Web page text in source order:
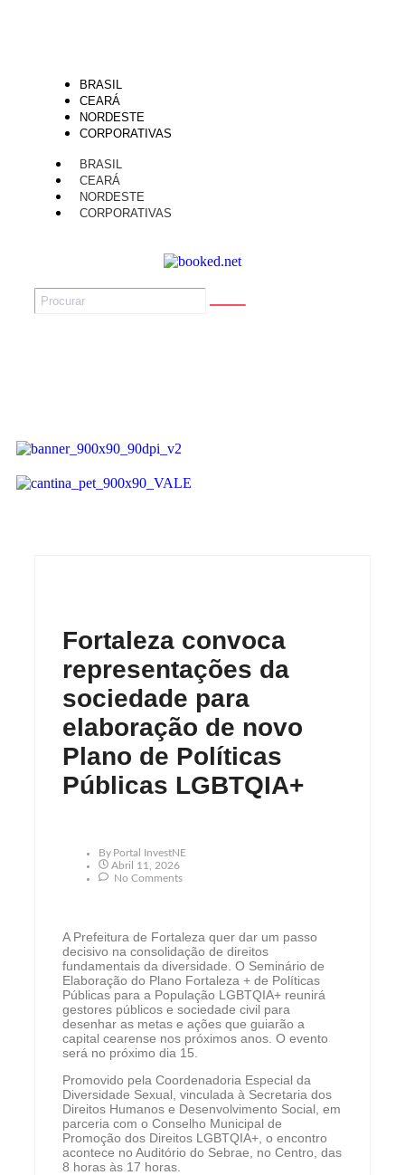
BRASIL
CEARÁ
NORDESTE
CORPORATIVAS
BRASIL
CEARÁ
NORDESTE
CORPORATIVAS
Fortaleza convoca
representações da
sociedade para
elaboração de novo
Plano de Políticas
Públicas LGBTQIA+
By Portal InvestNE
Abril 11, 2026
No Comments
A Prefeitura de Fortaleza quer dar um passo
decisivo na consolidação de direitos
fundamentais da diversidade. O Seminário de
Elaboração do Plano Fortaleza + de Políticas
Públicas para a População LGBTQIA+ reunirá
gestores públicos e sociedade civil para
desenhar as metas e ações que guiarão a
capital cearense nos próximos anos. O evento
será no próximo dia 15.
Promovido pela Coordenadoria Especial da
Diversidade Sexual, vinculada à Secretaria dos
Direitos Humanos e Desenvolvimento Social, em
parceria com o Conselho Municipal de
Promoção dos Direitos LGBTQIA+, o encontro
acontece no Auditório do Sebrae, no Centro, das
8 horas às 17 horas.